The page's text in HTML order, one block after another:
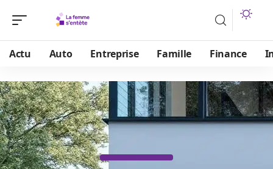
Actu Auto Entreprise Famille Finance